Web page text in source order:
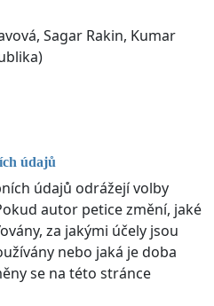
Sagar Rakin, Kumar
údajů
údajů odrážejí volby
autor petice změní, jaké
za jakými účely jsou
nebo jaká je doba
se na této stránce